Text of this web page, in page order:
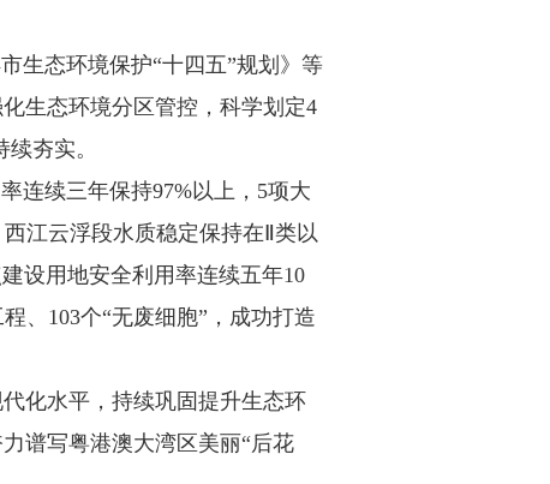
生态环境保护“十四五”规划》等
生态环境分区管控，科学划定4
夯实。
连续三年保持97%以上，5项大
江云浮段水质稳定保持在Ⅱ类以
设用地安全利用率连续五年10
、103个“无废细胞”，成功打造
化水平，持续巩固提升生态环
谱写粤港澳大湾区美丽“后花